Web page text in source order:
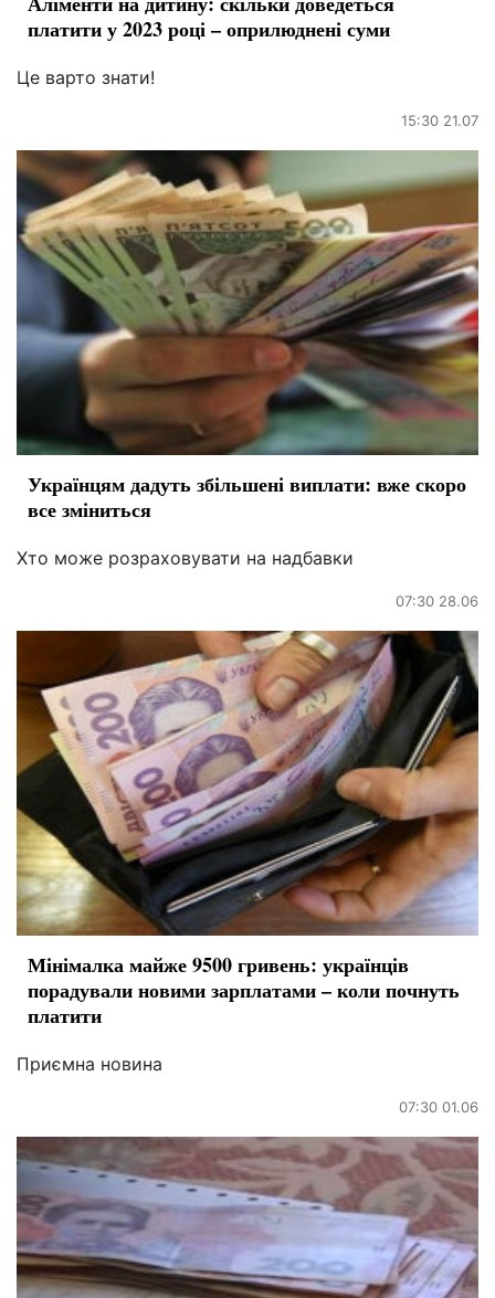
платити у 2023 році – оприлюднені суми
Це варто знати!
15:30 21.07
Українцям дадуть збільшені виплати: вже скоро
все зміниться
Хто може розраховувати на надбавки
07:30 28.06
Мінімалка майже 9500 гривень: українців
порадували новими зарплатами – коли почнуть
платити
Приємна новина
07:30 01.06